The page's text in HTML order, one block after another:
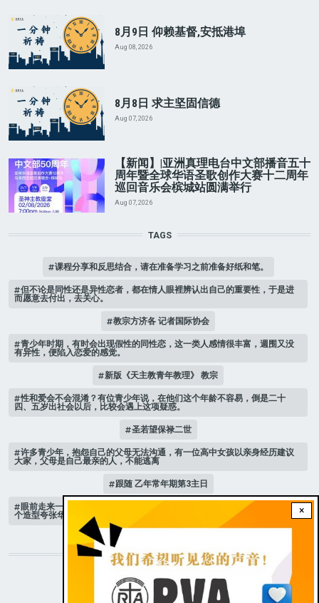
×
8月9日 仰赖基督,安抵港埠
Aug 08, 2026
8月8日 求主坚固信德
Aug 07, 2026
【新闻】|亚洲真理电台中文部播音五十
周年暨全球华语圣歌创作大赛十二周年
巡回音乐会槟城站圆满举行
Aug 07, 2026
TAGS
课程分享和反思结合，请在准备学习之前准备好纸和笔。
但不论是同性还是异性恋者，都在情人眼裡辨认出自己的重要性，于是进
而愿意去付出，去关心。
教宗方济各 记者国际协会
青少年时期，有时会出现假性的同性恋，这一类人感情很丰富，週围又没
有异性，便陷入恋爱的感觉。
新版《天主教青年教理》 教宗
性和爱会不会混淆？有位青少年说，在他们这个年龄不容易，倒是二十
四、五岁出社会以后，比较会遇上这项疑惑。
圣若望保禄二世
许多青少年，抱怨自己的父母无法沟通，有一位高中女孩以亲身经历建议
大家，父母是自己最亲的人，不能逃离
跟随 乙年常年期第3主日
眼前走来一位魔女，可爱的妖媚中带点邪恶，身上穿著宫廷的小丑服，整
个造型夸张华丽，非常特殊。
STAY CONNECTED WITH US!